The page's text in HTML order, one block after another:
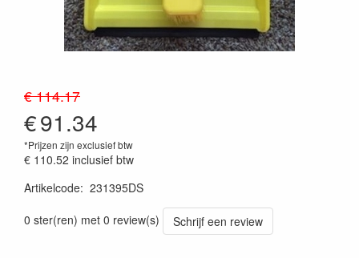
€ 114.17
€91.34
*Prijzen zijn exclusief btw
€ 110.52 inclusief btw
Artikelcode: 231395DS
0 ster(ren) met 0 review(s)
Schrijf een review